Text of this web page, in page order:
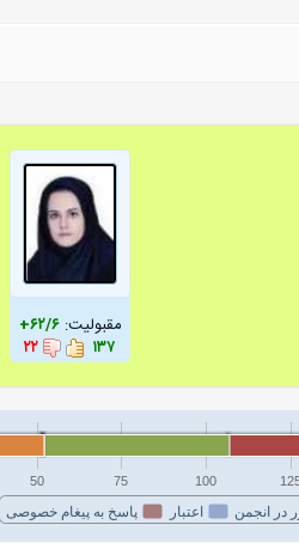
مقبولیت:۶۲/۶+
۱۳۷
۲۲
در انجمن اعتبار پاسخ به پیغام خصوصی
50 75 100